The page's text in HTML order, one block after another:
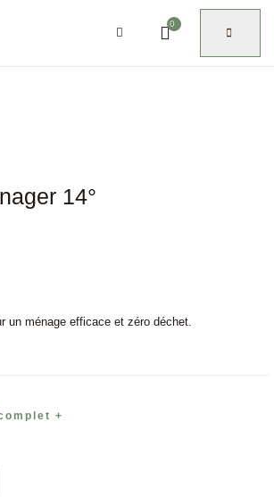
0
14°
un ménage efficace et zéro déchet.
+